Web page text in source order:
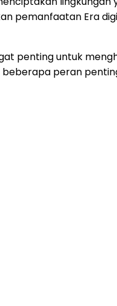
pemanfaatan Era
penting untuk
peran